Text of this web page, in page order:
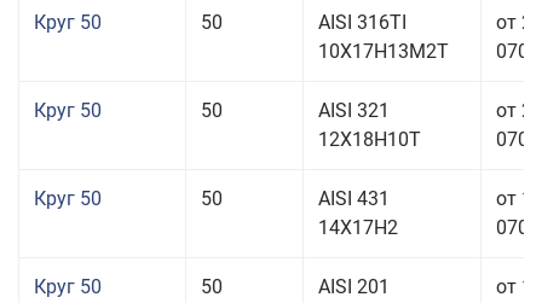
Круг 50 50
AISI 316TI
10Х17Н13М2Т
от
Круг 50 50
AISI 321
12Х18Н10Т
от
Круг 50 50
AISI 431
14Х17Н2
от
Круг 50 50
AISI 201
от